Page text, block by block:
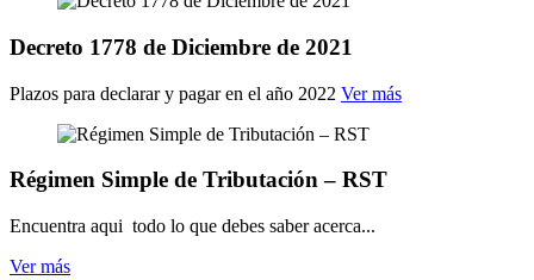
Decreto 1778 de Diciembre de 2021
Plazos para declarar y pagar en el año 2022 Ver más
Régimen Simple de Tributación – RST
Encuentra aqui todo lo que debes saber acerca...
Ver más